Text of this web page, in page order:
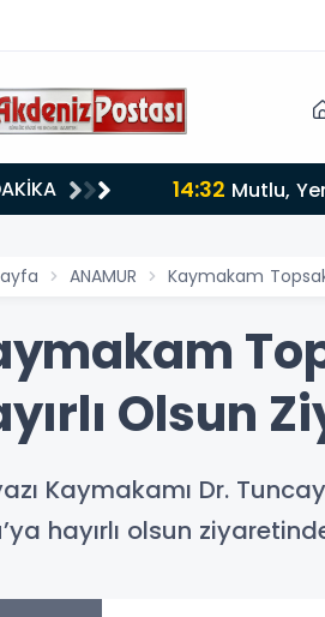
14:32 Mutlu,
ANAMUR Kaymakam
Olsun
Kaymakamı Dr.
hayırlı olsun